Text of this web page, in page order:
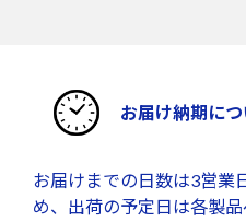
お届け納期に
お届けまでの日数は3営業
め、出荷の予定日は各製品